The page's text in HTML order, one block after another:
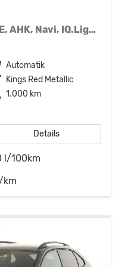
R-Line 1.5 TSI DSG R-LINE, AHK, Navi, IQ.Light, Kamera, ACC, Winter
Automatik
Kings Red Metallic
1.000 km
Details
l/100km
km